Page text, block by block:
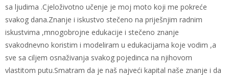
sa ljudima .Cjeloživotno učenje je moj moto koji me pokreće
svakog dana.Znanje i iskustvo stečeno na priješnjim radnim
iskustvima ,mnogobrojne edukacije i stečeno znanje
svakodnevno koristim i modeliram u edukacijama koje vodim ,a
sve sa ciljem osnaživanja svakog pojedinca na njihovom
vlastitom putu.Smatram da je naš najveći kapital naše znanje i da